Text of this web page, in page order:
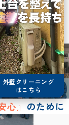
シー
心』のために
外壁クリーニング
はこちら